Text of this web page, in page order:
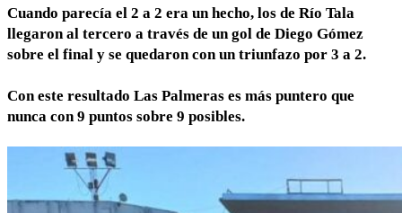
Cuando parecía el 2 a 2 era un hecho, los de Río Tala
llegaron al tercero a través de un gol de Diego Gómez
sobre el final y se quedaron con un triunfazo por 3 a 2.
Con este resultado Las Palmeras es más puntero que
nunca con 9 puntos sobre 9 posibles.